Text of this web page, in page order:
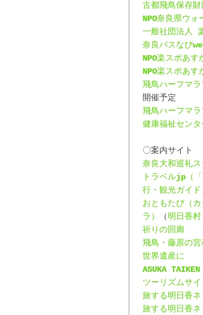
古都飛鳥保存財
NPO奈良県ウォ
一般社団法人
奈良バスなび
NPO楽スポあす
NPO楽スポあす
飛鳥ハーフマ
開催予定
飛鳥ハーフマラ
健康福祉セン
〇案内サイト
奈良大和巡礼
トラベルjp （
行・観光ガイド
おともたび（
ラ）
（明日香
祈りの回廊
飛鳥・藤原の
世界遺産に
ASUKA TAIKEN
ツーリズムサイ
旅する明日香ネ
旅する明日香ネ